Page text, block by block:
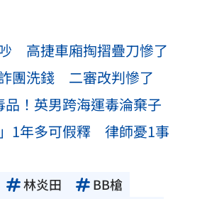
高捷車廂掏摺疊刀慘了
團洗錢 二審改判慘了
！英男跨海運毒淪棄子
1年多可假釋 律師憂1事
林炎田
BB槍